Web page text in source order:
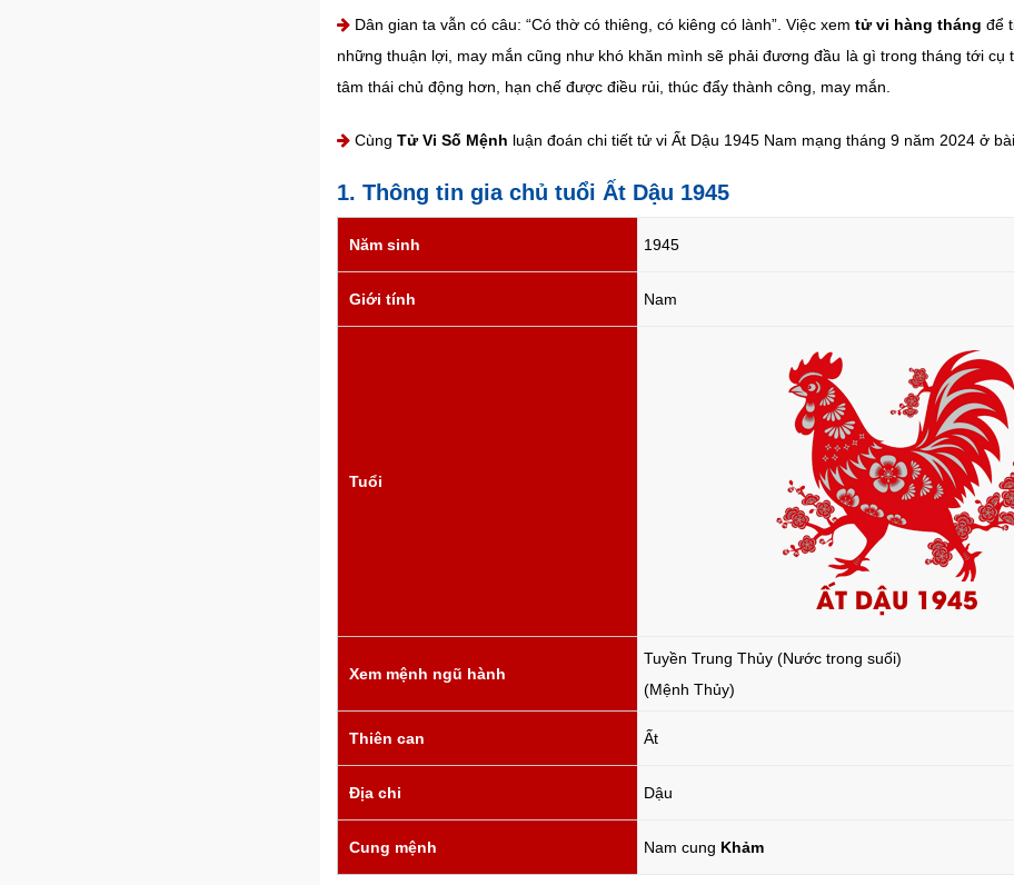
Dân gian ta vẫn có câu: “Có thờ có thiêng, có kiêng có lành”. Việc xem tử vi hàng tháng để
những thuận lợi, may mắn cũng như khó khăn mình sẽ phải đương đầu là gì trong tháng tới cụ
tâm thái chủ động hơn, hạn chế được điều rủi, thúc đẩy thành công, may mắn.
Cùng Tử Vi Số Mệnh luận đoán chi tiết tử vi Ất Dậu 1945 Nam mạng tháng 9 năm 2024 ở
1. Thông tin gia chủ tuổi Ất Dậu 1945
Năm sinh 1945
Giới tính Nam
Tuổi
ẤT DẬU 1945
Xem mệnh ngũ hành
Tuyền Trung Thủy (Nước trong suối)
(Mệnh Thủy)
Thiên can Ất
Địa chi Dậu
Cung mệnh Nam cung Khảm